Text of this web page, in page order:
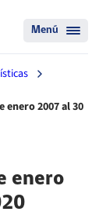
Menú
enero 2007 al 30
enero